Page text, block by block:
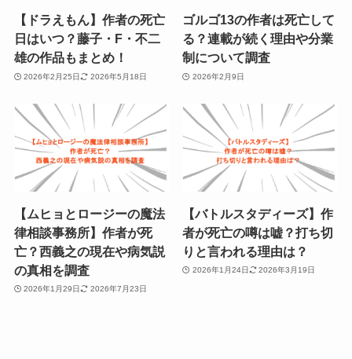
【ドラえもん】作者の死亡
日はいつ？藤子・F・不二
雄の作品もまとめ！
2026年2月25日 2026年5月18日
ゴルゴ13の作者は死亡して
る？連載が続く理由や分業
制について調査
2026年2月9日
【ムヒョとロージーの魔法
律相談事務所】作者が死
亡？西義之の現在や病気説
の真相を調査
2026年1月29日 2026年7月23日
【バトルスタディーズ】作
者が死亡の噂は嘘？打ち切
りと言われる理由は？
2026年1月24日 2026年3月19日